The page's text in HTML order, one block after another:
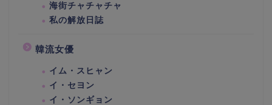
海街チャチャチャ
私の解放日誌
韓流女優
イム・スヒャン
イ・セヨン
イ・ソンギョン